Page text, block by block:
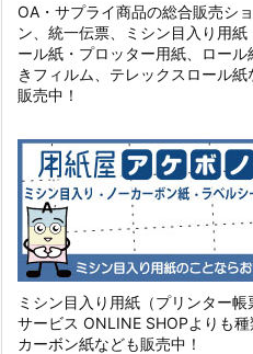
OA・サプライ商品の総合販売シ
ン、統一伝票、ミシン目入り用
ール紙・プロッター用紙、ロー
きフィルム、テレックスロール
販売中！
ミシン目入り用紙（プリンター
サービス ONLINE SHOPよりも
カーボン紙なども販売中！